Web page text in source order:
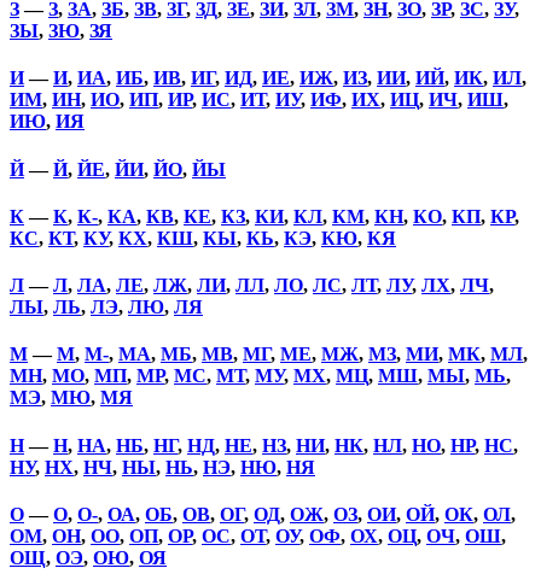
З—З, ЗА, ЗБ, ЗВ, ЗГ, ЗД, ЗЕ, ЗИ, ЗЛ, ЗМ, ЗН, ЗО, ЗР, ЗС, ЗУ,
ЗЫ, ЗЮ, ЗЯ
И—И, ИА, ИБ, ИВ, ИГ, ИД, ИЕ, ИЖ, ИЗ, ИИ, ИЙ, ИК, ИЛ,
ИМ, ИН, ИО, ИП, ИР, ИС, ИТ, ИУ, ИФ, ИХ, ИЦ, ИЧ, ИШ,
ИЮ, ИЯ
Й—Й, ЙЕ, ЙИ, ЙО, ЙЫ
К—К, К-, КА, КВ, КЕ, КЗ, КИ, КЛ, КМ, КН, КО, КП, КР,
КС, КТ, КУ, КХ, КШ, КЫ, КЬ, КЭ, КЮ, КЯ
Л—Л, ЛА, ЛЕ, ЛЖ, ЛИ, ЛЛ, ЛО, ЛС, ЛТ, ЛУ, ЛХ, ЛЧ,
ЛЫ, ЛЬ, ЛЭ, ЛЮ, ЛЯ
М—М, М-, МА, МБ, МВ, МГ, МЕ, МЖ, МЗ, МИ, МК, МЛ,
МН, МО, МП, МР, МС, МТ, МУ, МХ, МЦ, МШ, МЫ, МЬ,
МЭ, МЮ, МЯ
Н—Н, НА, НБ, НГ, НД, НЕ, НЗ, НИ, НК, НЛ, НО, НР, НС,
НУ, НХ, НЧ, НЫ, НЬ, НЭ, НЮ, НЯ
О—О, О-, ОА, ОБ, ОВ, ОГ, ОД, ОЖ, ОЗ, ОИ, ОЙ, ОК, ОЛ,
ОМ, ОН, ОО, ОП, ОР, ОС, ОТ, ОУ, ОФ, ОХ, ОЦ, ОЧ, ОШ,
ОЩ, ОЭ, ОЮ, ОЯ